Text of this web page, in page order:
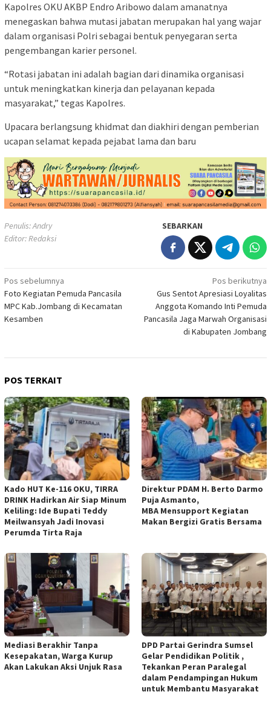
Kapolres OKU AKBP Endro Aribowo dalam amanatnya
menegaskan bahwa mutasi jabatan merupakan hal yang wajar
dalam organisasi Polri sebagai bentuk penyegaran serta
pengembangan karier personel.
“Rotasi jabatan ini adalah bagian dari dinamika organisasi
untuk meningkatkan kinerja dan pelayanan kepada
masyarakat,” tegas Kapolres.
Upacara berlangsung khidmat dan diakhiri dengan pemberian
ucapan selamat kepada pejabat lama dan baru
Penulis: Andry
Editor: Redaksi
SEBARKAN
Navigasi
pos
Pos sebelumnya
Foto Kegiatan Pemuda Pancasila
MPC Kab.Jombang di Kecamatan
Kesamben
Pos berikutnya
Gus Sentot Apresiasi Loyalitas
Anggota Komando Inti Pemuda
Pancasila Jaga Marwah Organisasi
di Kabupaten Jombang
POS TERKAIT
Kado HUT Ke-116 OKU, TIRRA
DRINK Hadirkan Air Siap Minum
Keliling: Ide Bupati Teddy
Meilwansyah Jadi Inovasi
Perumda Tirta Raja
Direktur PDAM H. Berto Darmo
Puja Asmanto,
MBA Mensupport Kegiatan
Makan Bergizi Gratis Bersama
Mediasi Berakhir Tanpa
Kesepakatan, Warga Kurup
Akan Lakukan Aksi Unjuk Rasa
DPD Partai Gerindra Sumsel
Gelar Pendidikan Politik ,
Tekankan Peran Paralegal
dalam Pendampingan Hukum
untuk Membantu Masyarakat